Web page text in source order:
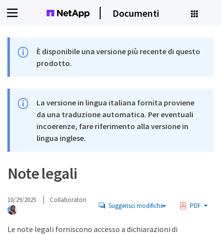
Documenti
È disponibile una versione più recente di questo
prodotto.
La versione in lingua italiana fornita proviene
da una traduzione automatica. Per eventuali
incoerenze, fare riferimento alla versione in
lingua inglese.
Note legali
10/29/2025 Collaboratori
Suggerisci modifiche PDF
Le note legali forniscono accesso a dichiarazioni di